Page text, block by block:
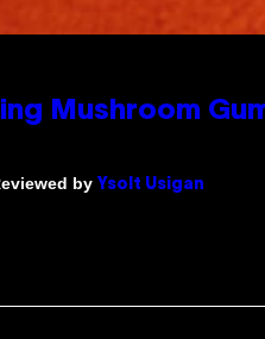
Mushroom
by Ysolt Usigan